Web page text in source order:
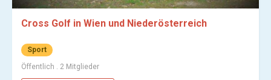
Cross Golf in Wien und Niederösterreich
Sport
Öffentlich . 2 Mitglieder